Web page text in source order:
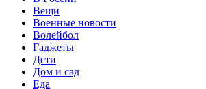
Вещи
Военные новости
Волейбол
Гаджеты
Дети
Дом и сад
Еда